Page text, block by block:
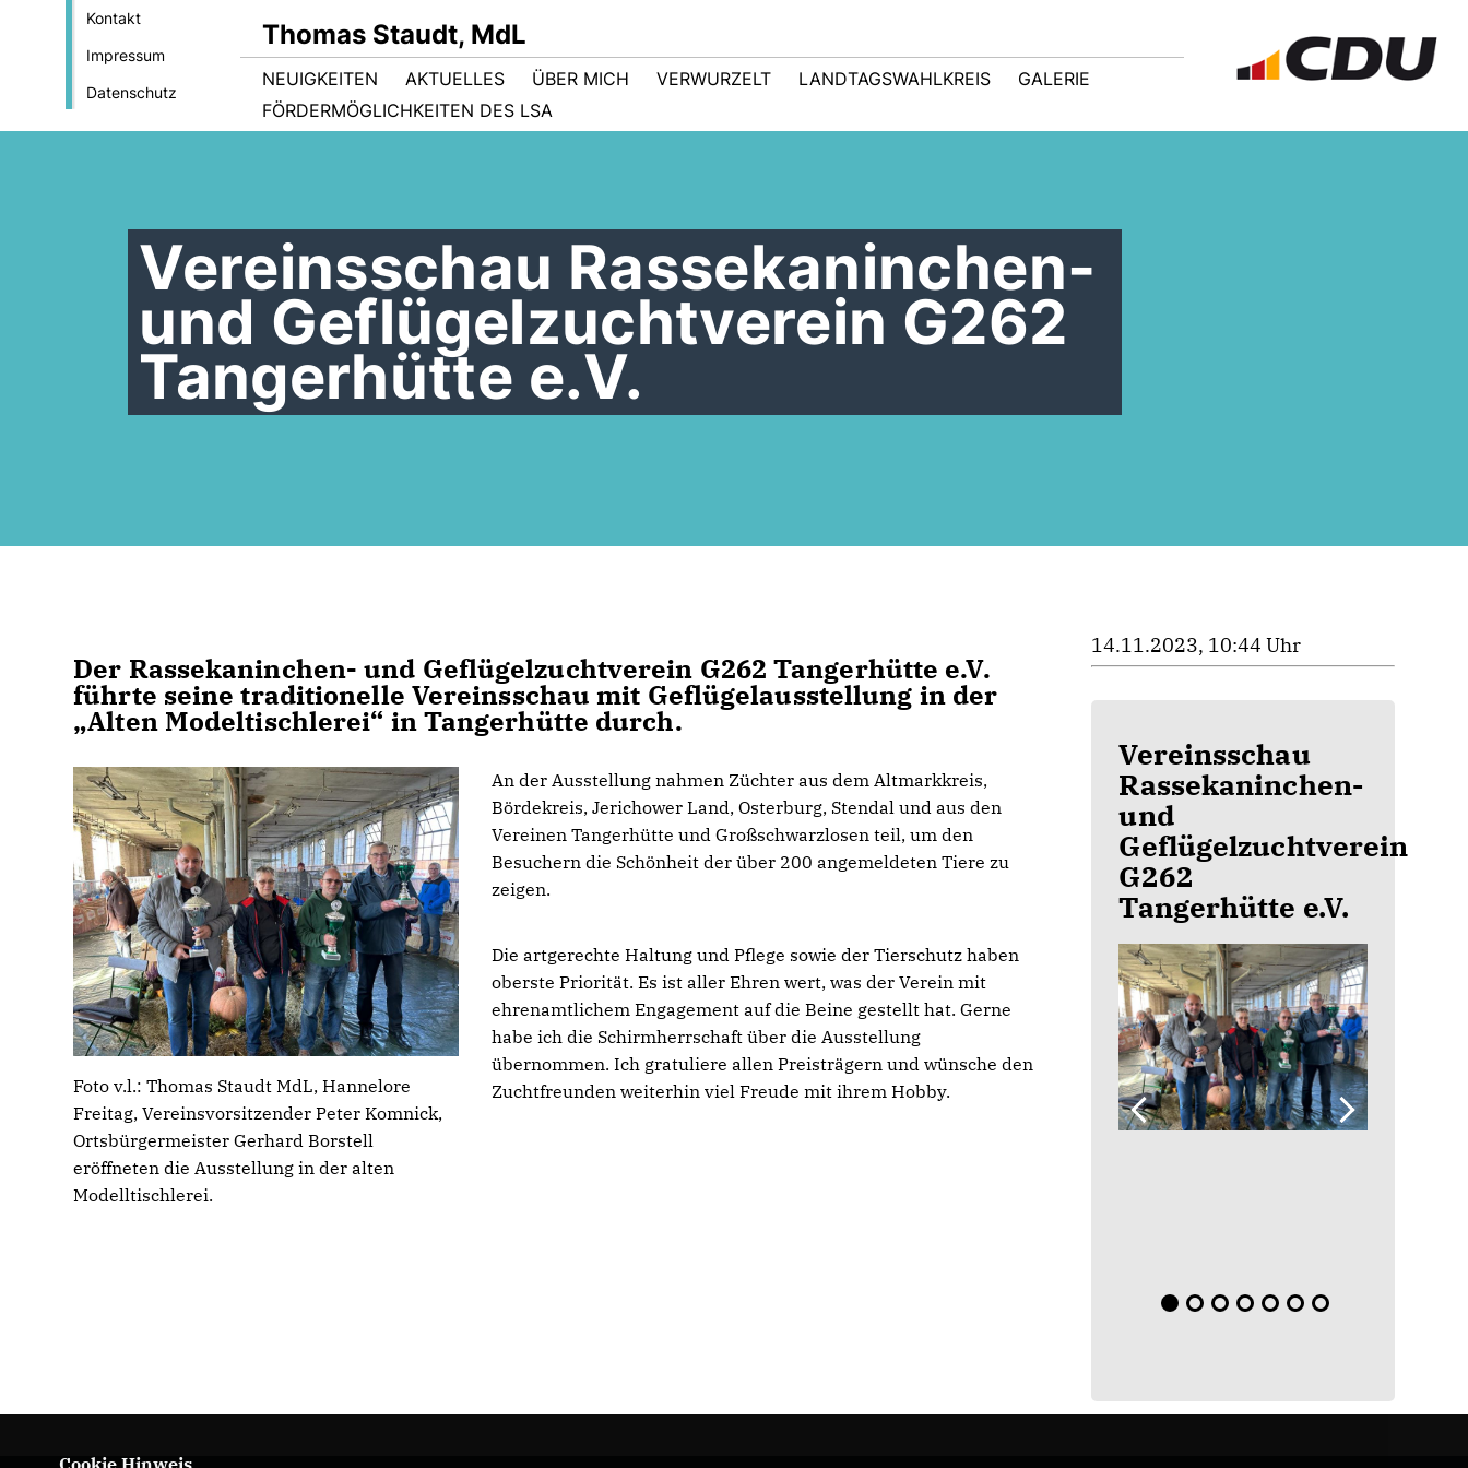
Kontakt
Impressum
Datenschutz
Thomas Staudt, MdL
NEUIGKEITEN AKTUELLES ÜBER MICH VERWURZELT LANDTAGSWAHLKREIS
GALERIE
FÖRDERMÖGLICHKEITEN DES LSA
Vereinsschau Rassekaninchen-
und Geflügelzuchtverein G262
Tangerhütte e.V.
Der Rassekaninchen- und Geflügelzuchtverein G262 Tangerhütte e.V.
führte seine traditionelle Vereinsschau mit Geflügelausstellung in der
Alten Modeltischlerei“ in Tangerhütte durch.
Foto v.l.: Thomas Staudt MdL, Hannelore
Freitag, Vereinsvorsitzender Peter Komnick,
Ortsbürgermeister Gerhard Borstell
eröffneten die Ausstellung in der alten
Modelltischlerei.
An der Ausstellung nahmen Züchter aus dem Altmarkkreis,
Bördekreis, Jerichower Land, Osterburg, Stendal und aus den
Vereinen Tangerhütte und Großschwarzlosen teil, um den
Besuchern die Schönheit der über 200 angemeldeten Tiere zu
zeigen.
Die artgerechte Haltung und Pflege sowie der Tierschutz haben
oberste Priorität. Es ist aller Ehren wert, was der Verein mit
ehrenamtlichem Engagement auf die Beine gestellt hat. Gerne
habe ich die Schirmherrschaft über die Ausstellung
übernommen. Ich gratuliere allen Preisträgern und wünsche den
Zuchtfreunden weiterhin viel Freude mit ihrem Hobby.
14.11.2023, 10:44 Uhr
Vereinsschau
Rassekaninchen-
und
Geflügelzuchtverein
G262
Tangerhütte e.V.
Cookie Hinweis